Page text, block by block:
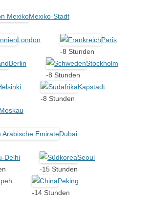
Mexiko-Stadt
London
Paris
-8 Stunden
Berlin
Stockholm
-8 Stunden
Kapstadt
-8 Stunden
Moskau
Dubai
Delhi
Seoul
-15 Stunden
Peking
-14 Stunden